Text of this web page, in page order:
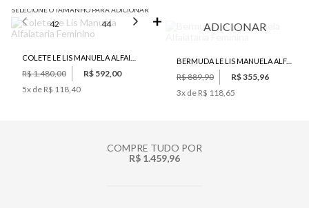
SELECIONE O TAMANHO PARA ADICIONAR
42 44 46
R$ 1.480,00
R$ 592,00
5x de R$ 118,40
ADICIONAR
BERMUDA LE LIS MANUELA ALFAIATARIA FEMININA
R$ 889,90
R$ 355,96
3x de R$ 118,65
COMPRE TUDO POR
R$ 1.459,96